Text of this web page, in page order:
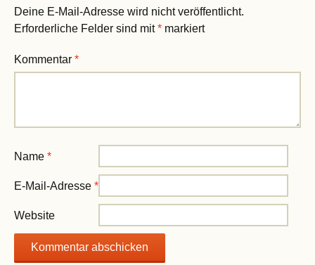
Deine E-Mail-Adresse wird nicht veröffentlicht.
Erforderliche Felder sind mit* markiert
Kommentar *
Name *
E-Mail-Adresse *
Website